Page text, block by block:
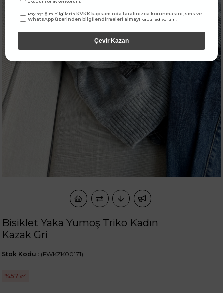
Bisiklet Yaka Yumoş Triko Kadın
Kazak Gri
(FWKZK00171)
Stok Kodu
57
okudum onay veriyorum.
Paylaştığım bilgilerinKVKK kapsamında tarafınızca korunmasını, sms ve
WhatsApp üzerinden bilgilendirmeleri almayı kabul ediyorum.
Çevir Kazan